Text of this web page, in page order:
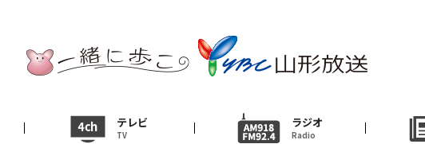
テレビ
TV
ラジオ
Radio
テレビ
ニュース
News